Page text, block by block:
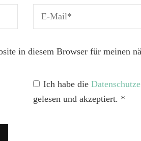
in diesem Browser für meinen
Ich habe die
gelesen und akzeptiert. *